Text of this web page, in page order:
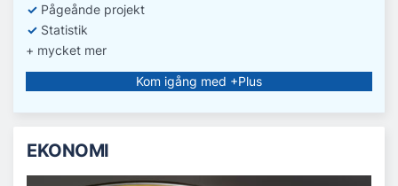
✓ Pågeånde projekt
✓ Statistik
+ mycket mer
Kom igång med +Plus
EKONOMI